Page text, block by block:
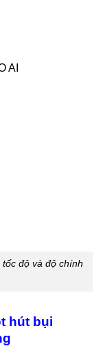
AI
độ và độ chính
hút bụi